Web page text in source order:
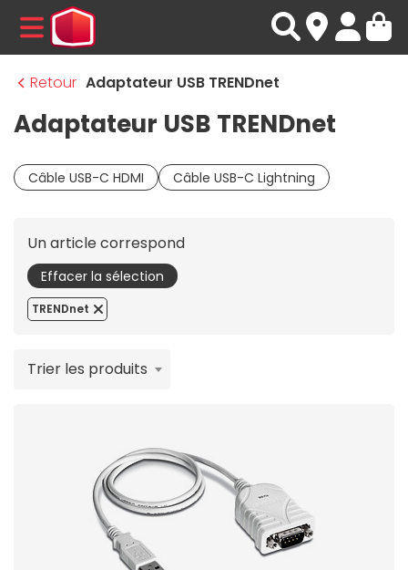
MENU
Retour Adaptateur USB TRENDnet
Adaptateur USB TRENDnet
Câble USB-C HDMI Câble USB-C Lightning
Un article correspond
Effacer la sélection
TRENDnet
Trier les produits